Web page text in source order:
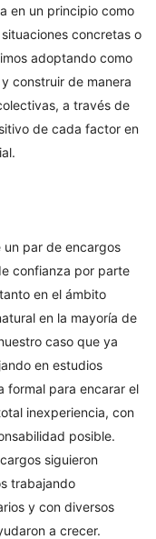
en un principio como
concretas o
adoptando como
construir de manera
a través de
de cada factor en
par de encargos
confianza por parte
en el ámbito
en la mayoría de
caso que ya
en estudios
formal para encarar el
inexperiencia, con
posible.
siguieron
trabajando
y con diversos
a crecer.